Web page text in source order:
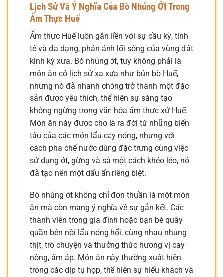
Lịch Sử Và Ý Nghĩa Của Bò Nhúng Ớt Trong
Ẩm Thực Huế
Ẩm thực Huế luôn gắn liền với sự cầu kỳ, tinh
tế và đa dạng, phản ánh lối sống của vùng đất
kinh kỳ xưa. Bò nhúng ớt, tuy không phải là
món ăn có lịch sử xa xưa như bún bò Huế,
nhưng nó đã nhanh chóng trở thành một đặc
sản được yêu thích, thể hiện sự sáng tạo
không ngừng trong văn hóa ẩm thực xứ Huế.
Món ăn này được cho là ra đời từ những biến
tấu của các món lẩu cay nóng, nhưng với
cách pha chế nước dùng đặc trưng cùng việc
sử dụng ớt, gừng và sả một cách khéo léo, nó
đã tạo nên một dấu ấn riêng biệt.
Bò nhúng ớt không chỉ đơn thuần là một món
ăn mà còn mang ý nghĩa về sự gắn kết. Các
thành viên trong gia đình hoặc bạn bè quây
quần bên nồi lẩu nóng hổi, cùng nhau nhúng
thịt, trò chuyện và thưởng thức hương vị cay
nồng, ấm áp. Món ăn này thường xuất hiện
trong các dịp tụ họp, thể hiện sự hiếu khách và